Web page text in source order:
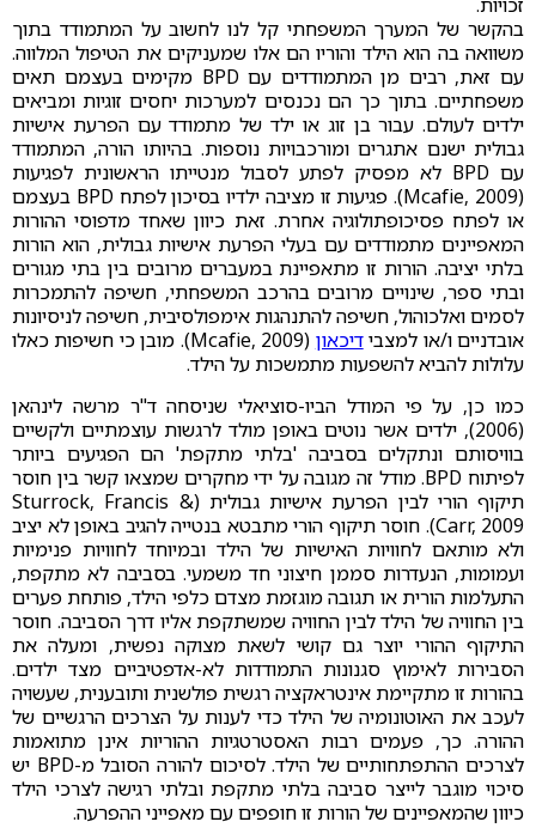
בהקשר של המערך המשפחתי קל לנו לחשוב על המתמודד בתוך
משוואה בה הוא הילד והוריו הם אלו שמעניקים את הטיפול המלווה.
עם זאת, רבים מן המתמודדים עם BPD מקימים בעצמם תאים
משפחתיים. בתוך כך הם נכנסים למערכות יחסים זוגיות ומביאים
ילדים לעולם. עבור בן זוג או ילד של מתמודד עם הפרעת אישיות
גבולית ישנם אתגרים ומורכבויות נוספות. בהיותו הורה, המתמודד
עם BPD לא מפסיק לפתע לסבול מנטייתו הראשונית לפגיעות
(Mcafie, 2009). פגיעות זו מציבה ילדיו בסיכון לפתח BPD בעצמם
או לפתח פסיכופתולוגיה אחרת. זאת כיוון שאחד מדפוסי ההורות
המאפיינים מתמודדים עם בעלי הפרעת אישיות גבולית, הוא הורות
בלתי יציבה. הורות זו מתאפיינת במעברים מרובים בין בתי מגורים
ובתי ספר, שינויים מרובים בהרכב המשפחתי, חשיפה להתמכרות
לסמים ואלכוהול, חשיפה להתנהגות אימפולסיבית, חשיפה לניסיונות
אובדניים ו/או למצבידיכאון
(Mcafie, 2009). מובן כי חשיפות כאלו
עלולות להביא להשפעות מתמשכות על הילד.
כמו כן, על פי המודל הביו-סוציאלי שניסחה ד"ר מרשה לינהאן
(2006), ילדים אשר נוטים באופן מולד לרגשות עוצמתיים ולקשיים
בוויסותם ונתקלים בסביבה 'בלתי מתקפת' הם הפגיעים ביותר
לפיתוח BPD. מודל זה מגובה על ידי מחקרים שמצאו קשר בין חוסר
תיקוף הורי לבין הפרעת אישיות גבולית (Sturrock, Francis &
Carr, 2009). חוסר תיקוף הורי מתבטא בנטייה להגיב באופן לא יציב
ולא מותאם לחוויות האישיות של הילד ובמיוחד לחוויות פנימיות
ועמומות, הנעדרות סממן חיצוני חד משמעי. בסביבה לא מתקפת,
התעלמות הורית או תגובה מוגזמת מצדם כלפי הילד, פותחת פערים
בין החוויה של הילד לבין החוויה שמשתקפת אליו דרך הסביבה. חוסר
התיקוף ההורי יוצר גם קושי לשאת מצוקה נפשית, ומעלה את
הסבירות לאימוץ סגנונות התמודדות לא-אדפטיביים מצד ילדים.
בהורות זו מתקיימת אינטראקציה רגשית פולשנית ותובענית, שעשויה
לעכב את האוטונומיה של הילד כדי לענות על הצרכים הרגשיים של
ההורה. כך, פעמים רבות האסטרטגיות ההוריות אינן מתואמות
לצרכים ההתפתחותיים של הילד. לסיכום להורה הסובל מ-BPD יש
סיכוי מוגבר לייצר סביבה בלתי מתקפת ובלתי רגישה לצרכי הילד
כיוון שהמאפיינים של הורות זו חופפים עם מאפייני ההפרעה.